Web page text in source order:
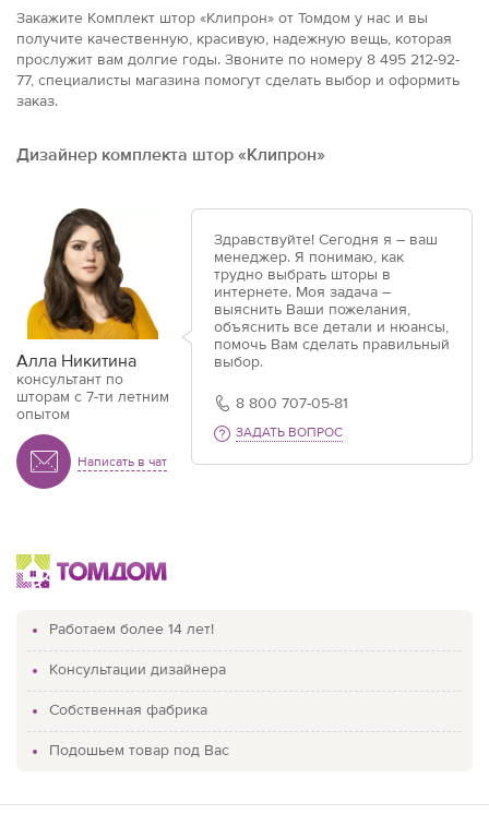
Закажите Комплект штор «Клипрон» от Томдом у нас и вы
получите качественную, красивую, надежную вещь, которая
прослужит вам долгие годы. Звоните по номеру 8 495 212-92-
77, специалисты магазина помогут сделать выбор и оформить
заказ.
Дизайнер комплекта штор «Клипрон»
Алла Никитина
консультант по
шторам с 7-ти летним
опытом
Написать в чат
Здравствуйте! Сегодня я – ваш
менеджер. Я понимаю, как
трудно выбрать шторы в
интернете. Моя задача –
выяснить Ваши пожелания,
объяснить все детали и нюансы,
помочь Вам сделать правильный
выбор.
8 800 707-05-81
ЗАДАТЬ ВОПРОС
Работаем более 14 лет!
Консультации дизайнера
Собственная фабрика
Подошьем товар под Вас